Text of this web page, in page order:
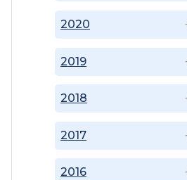
2016
2017
2018
2019
2020